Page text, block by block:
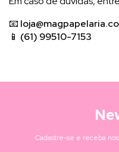
📧
📱 (61) 99510-7153
Cadastre-se e receba